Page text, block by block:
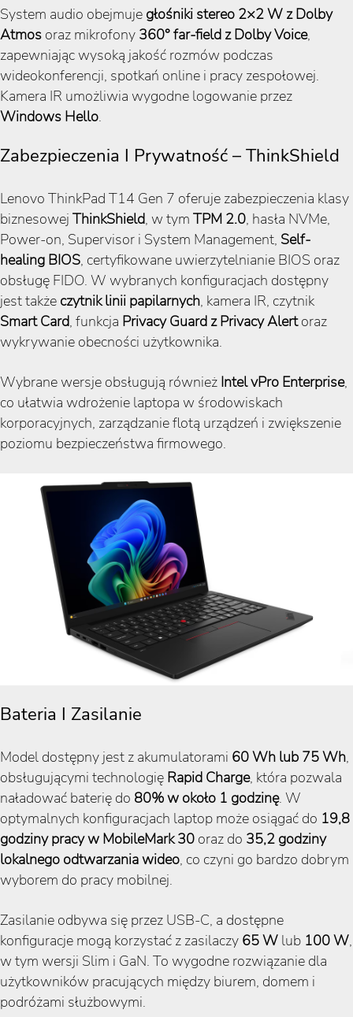
System audio obejmuje głośniki stereo 2×2 W z Dolby
Atmos oraz mikrofony 360° far-field z Dolby Voice,
zapewniając wysoką jakość rozmów podczas
wideokonferencji, spotkań online i pracy zespołowej.
Kamera IR umożliwia wygodne logowanie przez
Windows Hello.
Zabezpieczenia I Prywatność – ThinkShield
Lenovo ThinkPad T14 Gen 7 oferuje zabezpieczenia klasy
biznesowej ThinkShield, w tym TPM 2.0, hasła NVMe,
Power-on, Supervisor i System Management, Self-
healing BIOS, certyfikowane uwierzytelnianie BIOS oraz
obsługę FIDO. W wybranych konfiguracjach dostępny
jest także czytnik linii papilarnych, kamera IR, czytnik
Smart Card, funkcja Privacy Guard z Privacy Alertoraz
wykrywanie obecności użytkownika.
Wybrane wersje obsługują również Intel vPro Enterprise,
co ułatwia wdrożenie laptopa w środowiskach
korporacyjnych, zarządzanie flotą urządzeń i zwiększenie
poziomu bezpieczeństwa firmowego.
Bateria I Zasilanie
Model dostępny jest z akumulatorami 60 Wh lub 75 Wh,
obsługującymi technologię Rapid Charge, która pozwala
naładować baterię do 80% w około 1 godzinę. W
optymalnych konfiguracjach laptop może osiągać do 19,8
godziny pracy w MobileMark 30 oraz do 35,2 godziny
lokalnego odtwarzania wideo, co czyni go bardzo dobrym
wyborem do pracy mobilnej.
Zasilanie odbywa się przez USB-C, a dostępne
konfiguracje mogą korzystać z zasilaczy 65 W lub 100 W,
w tym wersji Slim i GaN. To wygodne rozwiązanie dla
użytkowników pracujących między biurem, domem i
podróżami służbowymi.